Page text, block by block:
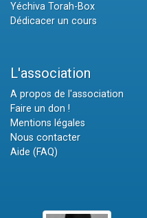
Yéchiva Torah-Box
Dédicacer un cours
L'association
A propos de l'association
Faire un don !
Mentions légales
Nous contacter
Aide (FAQ)